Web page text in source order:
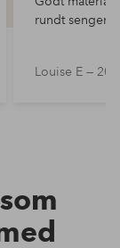
rundt sengen
Louise E —